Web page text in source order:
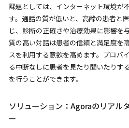
課題としては、インターネット環境が
す。通話の質が低いと、高齢の患者と
じ、診断の正確さや治療効果に影響を
質の高い対話は患者の信頼と満足度を
スを利用する意欲を高めます。プロバ
る中断なしに患者を見たり聞いたりす
を行うことができます。
ソリューション：Agoraのリアル
ー